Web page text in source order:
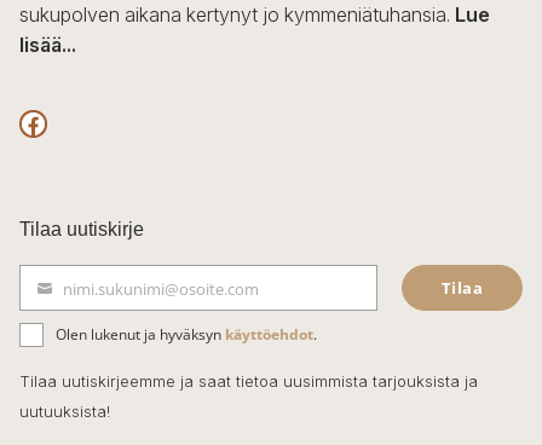
sukupolven aikana kertynyt jo kymmeniätuhansia. Lue
lisää...
F
c
e
b
o
o
k
Tilaa uutiskirje
ä
h
k
p
nimi.sukunimi@osoite.com Tilaa
Olen lukenut ja hyväksyn käyttöehdot.
Tilaa uutiskirjeemme ja saat tietoa uusimmista tarjouksista ja
uutuuksista!